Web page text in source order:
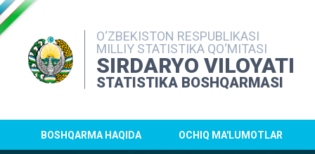
O‘ZBEKISTON RESPUBLIKASI
MILLIY STATISTIKA QO‘MITASI
SIRDARYO VILOYATI
STATISTIKA BOSHQARMASI
BOSHQARMA HAQIDA OCHIQ MA'LUMOTLAR